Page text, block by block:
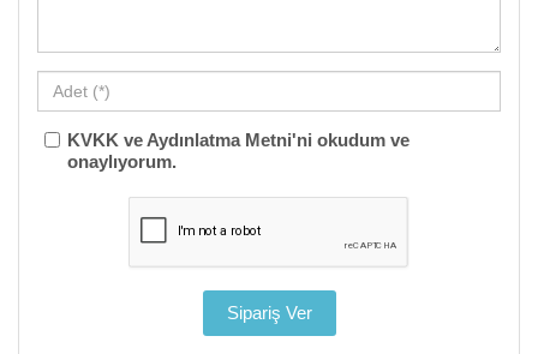
KVKK ve Aydınlatma Metni'ni okudum ve
onaylıyorum.